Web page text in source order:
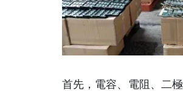
首先，電容、電阻、二